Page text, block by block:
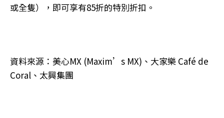
或全隻），即可享有85折的特別折扣。
資料來源：美心MX (Maxim’s MX)、大家樂 Café de
Coral、太興集團